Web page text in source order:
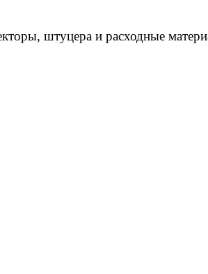
штуцера и расходные